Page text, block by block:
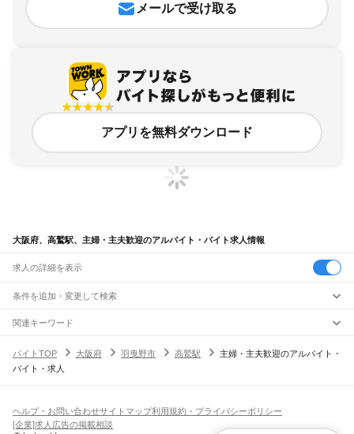
メールで受け取る
アプリを無料ダウンロード
大阪府、高鷲駅、主婦・主夫歓迎のアルバイト・バイト求人情報
求人の詳細を表示
条件を追加・変更して検索
市区町村を追加・変更
大阪府すべて
大阪市
平野区北区中央区
堺市すべて
駅を追加・変更
JR神戸線(大阪～神戸)
職種を追加・変更
飲食・フードサービスすべて
ホールスタッフキッチンスタッフ
人気
雇用形態を追加・変更
関連キーワード
バイトTOP
大阪府 羽曳野市 高鷲駅
主婦・主夫歓迎のアルバイト・
バイト・求人
ヘルプ・お問い合わせサイトマップ利用規約・プライバシーポリシー
[企業]求人広告の掲載相談